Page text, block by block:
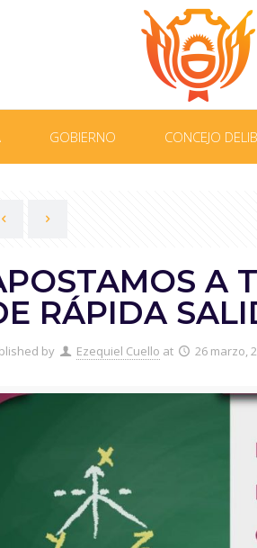
GOBIERNO CONCEJO
A
RÁPIDA
by Ezequiel Cuello at 26 marzo,